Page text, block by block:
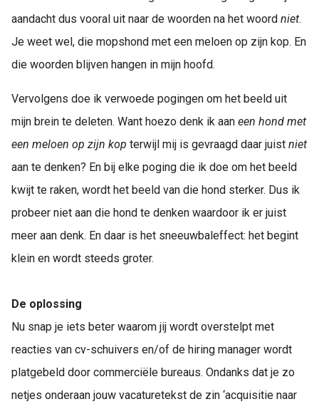
aandacht dus vooral uit naar de woorden na het woord niet.
Je weet wel, die mopshond met een meloen op zijn kop. En
die woorden blijven hangen in mijn hoofd.
Vervolgens doe ik verwoede pogingen om het beeld uit
mijn brein te deleten. Want hoezo denk ik aan een hond met
een meloen op zijn kop terwijl mij is gevraagd daar juist niet
aan te denken? En bij elke poging die ik doe om het beeld
kwijt te raken, wordt het beeld van die hond sterker. Dus ik
probeer niet aan die hond te denken waardoor ik er juist
meer aan denk. En daar is het sneeuwbaleffect: het begint
klein en wordt steeds groter.
De oplossing
Nu snap je iets beter waarom jij wordt overstelpt met
reacties van cv-schuivers en/of de hiring manager wordt
platgebeld door commerciële bureaus. Ondanks dat je zo
netjes onderaan jouw vacaturetekst de zin ‘acquisitie naar